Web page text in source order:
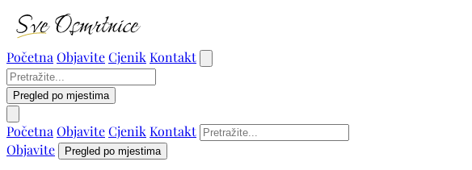
Početna ObjaviteCjenik Kontakt
Pregled po mjestima
Početna ObjaviteCjenik Kontakt
Objavite
Pregled po mjestima